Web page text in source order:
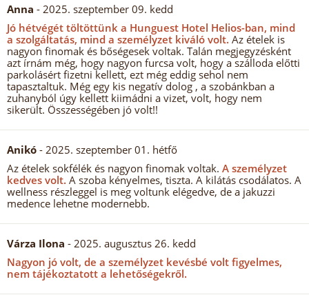
Anna - 2025. szeptember 09. kedd
Jó hétvégét töltöttünk a Hunguest Hotel Helios-ban, mind
a szolgáltatás, mind a személyzet kiváló volt. Az ételek is
nagyon finomak és bőségesek voltak. Talán megjegyzésként
azt írnám még, hogy nagyon furcsa volt, hogy a szálloda előtti
parkolásért fizetni kellett, ezt még eddig sehol nem
tapasztaltuk. Még egy kis negatív dolog , a szobánkban a
zuhanyból úgy kellett kiimádni a vizet, volt, hogy nem
sikerült. Összességében jó volt!!
Anikó - 2025. szeptember 01. hétfő
Az ételek sokfélék és nagyon finomak voltak. A személyzet
kedves volt. A szoba kényelmes, tiszta. A kilátás csodálatos. A
wellness részleggel is meg voltunk elégedve, de a jakuzzi
medence lehetne modernebb.
Várza Ilona - 2025. augusztus 26. kedd
Nagyon jó volt, de a személyzet kevésbé volt figyelmes,
nem tájékoztatott a lehetőségekről.